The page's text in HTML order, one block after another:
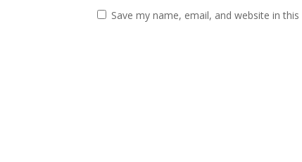
Save my name, email, and website in